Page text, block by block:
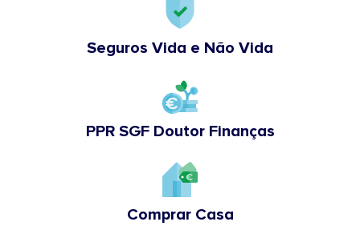
Seguros Vida e Não Vida
PPR SGF Doutor Finanças
Comprar Casa